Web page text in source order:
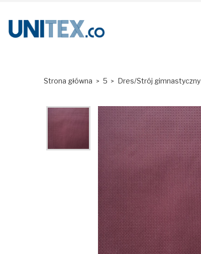
Strona główna 5 Dres/Strój gimnastyczny